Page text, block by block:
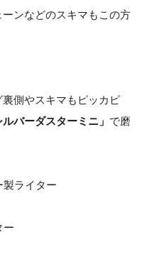
ンなどのスキマもこの方
側やスキマもピッカピ
ルバーダスターミニ」 で磨